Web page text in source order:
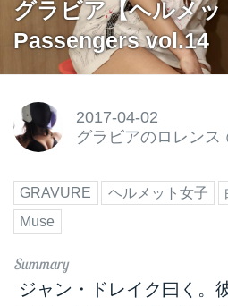
グラビア【ヘルメッ
Passengers vol.14
2017-04-02
グラビアのロレンス
GRAVURE ヘルメット女子
Muse
ジャン・ドレイク曰く。